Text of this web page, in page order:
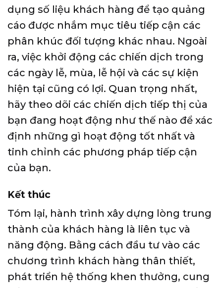
dụng số liệu khách hàng để tạo quảng
cáo được nhắm mục tiêu tiếp cận các
phân khúc đối tượng khác nhau. Ngoài
ra, việc khởi động các chiến dịch trong
các ngày lễ, mùa, lễ hội và các sự kiện
hiện tại cũng có lợi. Quan trọng nhất,
hãy theo dõi các chiến dịch tiếp thị của
bạn đang hoạt động như thế nào để xác
định những gì hoạt động tốt nhất và
tinh chỉnh các phương pháp tiếp cận
của bạn.
Kết thúc
Tóm lại, hành trình xây dựng lòng trung
thành của khách hàng là liên tục và
năng động. Bằng cách đầu tư vào các
chương trình khách hàng thân thiết,
phát triển hệ thống khen thưởng, cung